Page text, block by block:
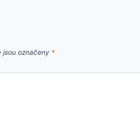
jsou označeny *